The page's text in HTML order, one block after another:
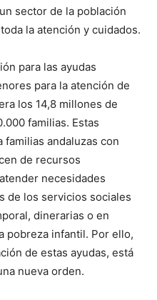
sector de la población
la atención y cuidados.
para las ayudas
para la atención de
los 14,8 millones de
familias. Estas
andaluzas con
de recursos
necesidades
de los servicios sociales
dinerarias o en
pobreza infantil. Por ello,
de estas ayudas, está
nueva orden.